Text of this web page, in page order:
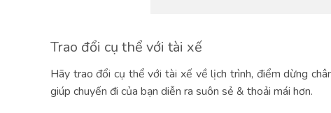
Trao đổi cụ thể với tài xế
Hãy trao đổi cụ thể với tài xế về lịch trình, điểm dừng
giúp chuyến đi của bạn diễn ra suôn sẻ & thoải mái hơn.